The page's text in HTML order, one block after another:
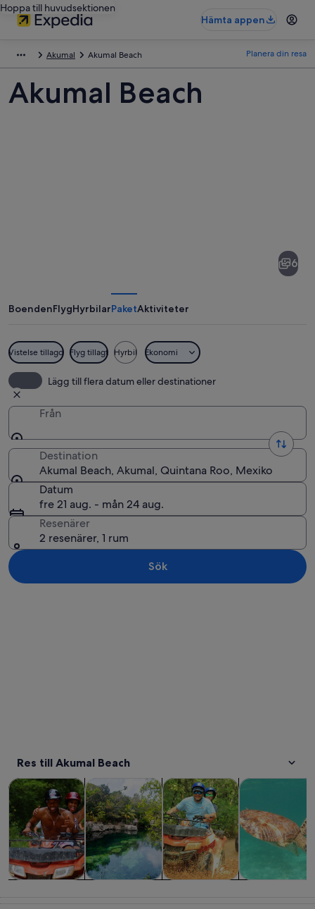
Hoppa till huvudsektionen
Hämta appen
Akumal Akumal Beach Planera din resa
Akumal Beach
6
BoendenFlygHyrbilarPaketAktiviteter
Vistelse tillagd Flyg tillagt Hyrbil Ekonomi
Lägg till flera datum eller destinationer
Från
Destination
Akumal Beach, Akumal, Quintana Roo, Mexiko
Datum
fre 21 aug. - mån 24 aug.
Resenärer
2 resenärer, 1 rum
Sök
Res till Akumal Beach
Turer och dagsutflykterÖppnas i ny flik
VattenaktiviteterÖppnas i ny flik
Äventyr och friluftsliv Öppnas
Privata och